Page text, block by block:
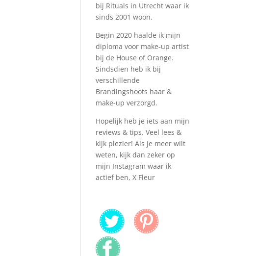
bij Rituals in Utrecht waar ik
sinds 2001 woon.
Begin 2020 haalde ik mijn
diploma voor make-up artist
bij de House of Orange.
Sindsdien heb ik bij
verschillende
Brandingshoots haar &
make-up verzorgd.
Hopelijk heb je iets aan mijn
reviews & tips. Veel lees &
kijk plezier! Als je meer wilt
weten, kijk dan zeker op
mijn Instagram waar ik
actief ben, X Fleur